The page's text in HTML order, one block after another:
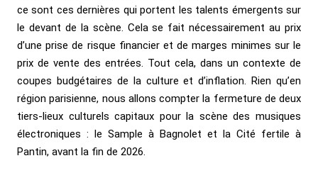
ce sont ces dernières qui portent les talents émergents sur
le devant de la scène. Cela se fait nécessairement au prix
d’une prise de risque financier et de marges minimes sur le
prix de vente des entrées. Tout cela, dans un contexte de
coupes budgétaires de la culture et d’inflation. Rien qu’en
région parisienne, nous allons compter la fermeture de deux
tiers-lieux culturels capitaux pour la scène des musiques
électroniques : le Sample à Bagnolet et la Cité fertile à
Pantin, avant la fin de 2026.